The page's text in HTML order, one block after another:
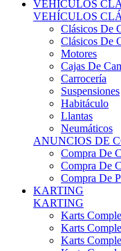
Clásicos De
Clásicos De
Motores
Cajas De
Carrocería
Suspensiones
Habitáculo
Llantas
Neumáticos
ANUNCIOS DE
Compra De
Compra De
Compra De
KARTING
KARTING
Karts
Karts
Karts
Karts
Superkart